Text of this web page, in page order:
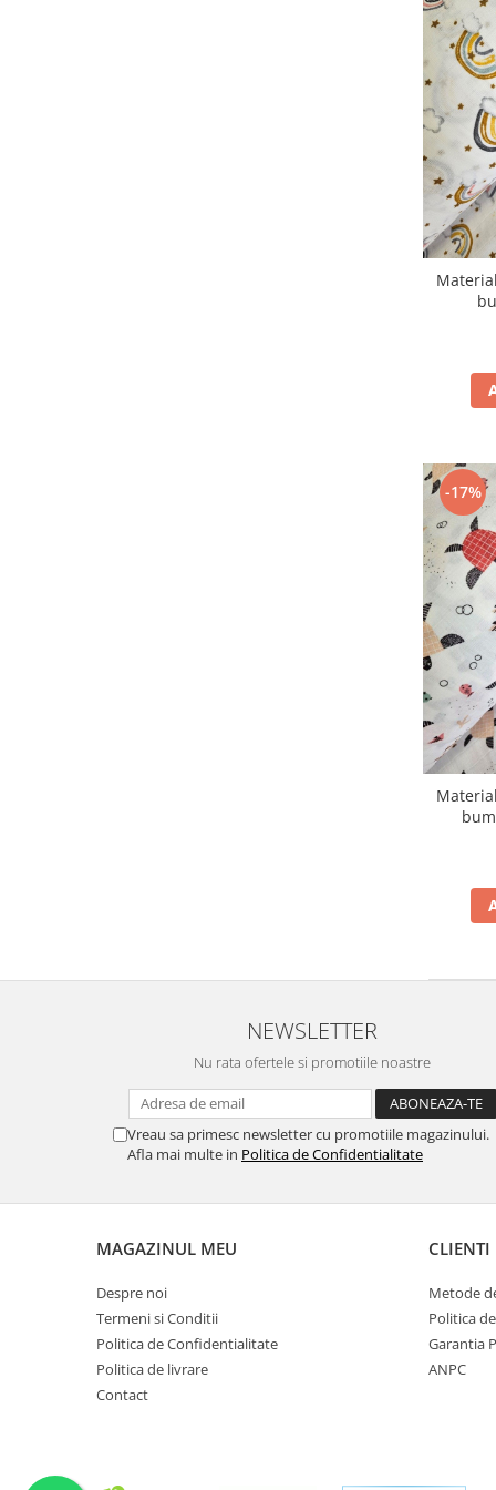
-17%
NEWSLETTER
Nu rata ofertele si promotiile noastre
Vreau sa primesc newsletter cu promotiile magazinului.
Afla mai multe in Politica de Confidentialitate
MAGAZINUL MEU
Despre noi
Termeni si Conditii
Politica de Confidentialitate
Politica de livrare
Contact
CLIENTI
Metode
Politica
Garantia
ANPC